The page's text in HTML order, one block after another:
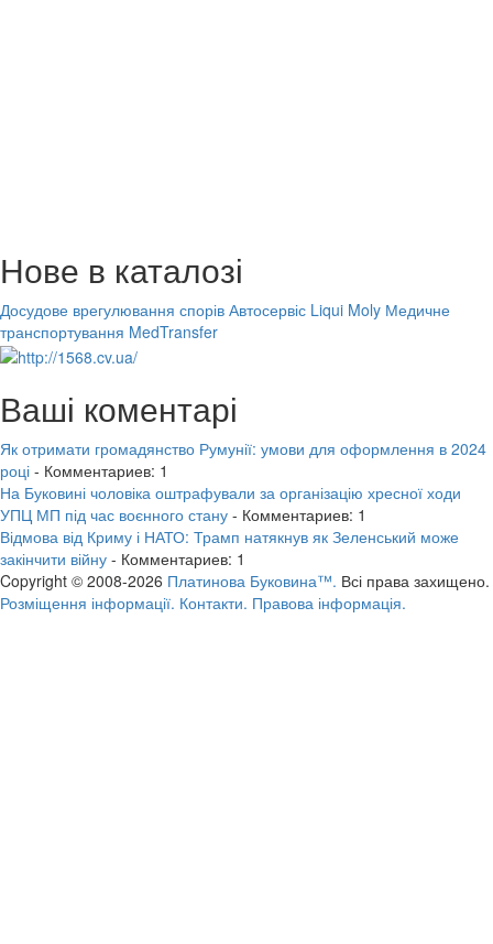
Нове в каталозі
Досудове врегулювання спорів Автосервіс Liqui Moly Медичне
транспортування MedTransfer
Ваші коментарі
Як отримати громадянство Румунії: умови для оформлення в 2024
році - Комментариев: 1
На Буковині чоловіка оштрафували за організацію хресної ходи
УПЦ МП під час воєнного стану - Комментариев: 1
Відмова від Криму і НАТО: Трамп натякнув як Зеленський може
закінчити війну - Комментариев: 1
Copyright © 2008-2026 Платинова Буковина™. Всі права захищено.
Розміщення інформації. Контакти. Правова інформація.